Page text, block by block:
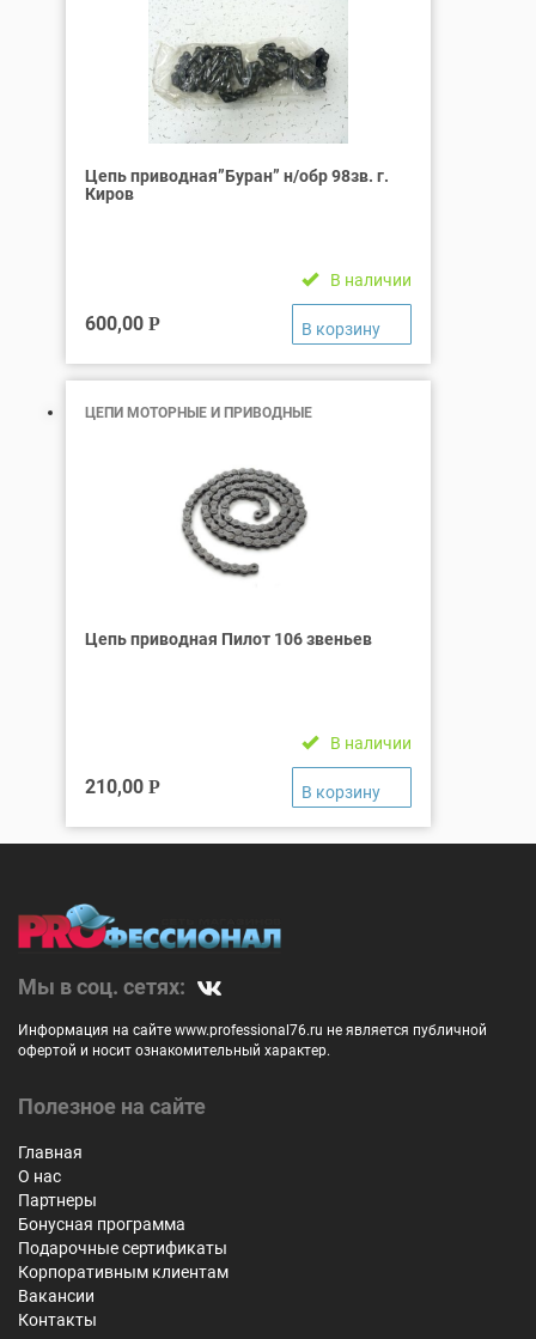
Цепь приводная”Буран” н/обр 98зв. г.
Киров
В наличии
600,00 Р
ЦЕПИ МОТОРНЫЕ И ПРИВОДНЫЕ
Цепь приводная Пилот 106 звеньев
В наличии
210,00 Р
Мы в соц. сетях:
Информация на сайте www.professional76.ru не является публичной
офертой и носит ознакомительный характер.
Полезное на сайте
Главная
О нас
Партнеры
Бонусная программа
Подарочные сертификаты
Корпоративным клиентам
Вакансии
Контакты